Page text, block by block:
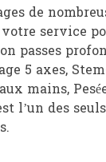
de
service
passes
5 axes,
mains,
l’un des